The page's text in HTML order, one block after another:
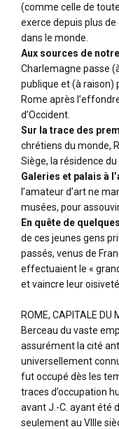
(comme celle de
exerce depuis plus de
dans le monde.
Aux sources de
Charlemagne passe
publique et (à raison)
Rome après
d’Occident.
Sur la trace des
chrétiens du monde,
Siège, la résidence
Galeries et palais à
l’amateur d’art ne
musées, pour
En quête de
de ces jeunes gens
passés, venus de
effectuaient le «
et vaincre leur oisiveté.
ROME, CAPITALE DU
Berceau du vaste
assurément la cité
universellement
fut occupé dès les
traces d’occupation
avant J.-C. ayant été
seulement au VIIIe